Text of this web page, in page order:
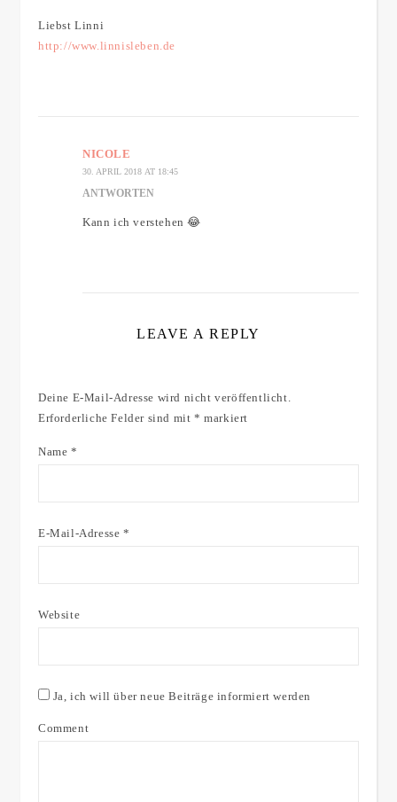
Liebst Linni
http://www.linnisleben.de
NICOLE
30. APRIL 2018 AT 18:45
ANTWORTEN
Kann ich verstehen 😂
LEAVE A REPLY
Deine E-Mail-Adresse wird nicht veröffentlicht.
Erforderliche Felder sind mit* markiert
Name *
E-Mail-Adresse *
Website
Ja, ich will über neue Beiträge informiert werden
Comment